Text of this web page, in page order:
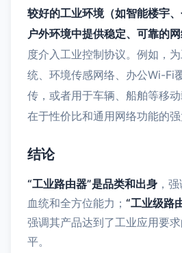
较好的工业环境（如智能楼宇
户外环境中提供稳定、可靠的
度介入工业控制协议。例如，
统、环境传感网络、办公Wi-Fi
传，或者用于车辆、船舶等移
在于性价比和通用网络功能的强
结论
“工业路由器”是品类和出身 ，
血统和全方位能力； “工业级路
强调其产品达到了工业应用要
平。